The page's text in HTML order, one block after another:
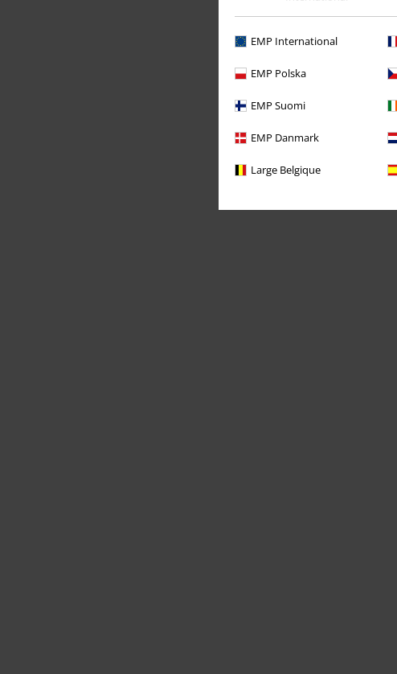
EMP International
EMP Polska
EMP Suomi
EMP Danmark
Large Belgique